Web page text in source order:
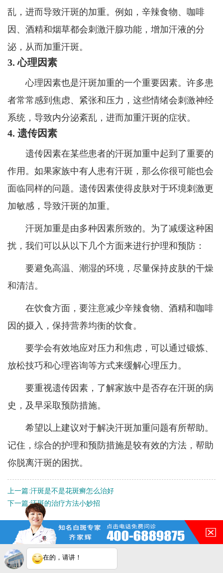
乱，进而导致汗斑的加重。例如，辛辣食物、咖啡
因、酒精和烟草都会刺激汗腺功能，增加汗液的分
泌，从而加重汗斑。
3. 心理因素
心理因素也是汗斑加重的一个重要因素。许多患
者常常感到焦虑、紧张和压力，这些情绪会刺激神经
系统，导致内分泌紊乱，进而加重汗斑的症状。
4. 遗传因素
遗传因素在某些患者的汗斑加重中起到了重要的
作用。如果家族中有人患有汗斑，那么你很可能也会
面临同样的问题。遗传因素使得皮肤对于环境刺激更
加敏感，导致汗斑的加重。
汗斑加重是由多种因素所致的。为了减缓这种困
扰，我们可以从以下几个方面来进行护理和预防：
要避免高温、潮湿的环境，尽量保持皮肤的干燥
和清洁。
在饮食方面，要注意减少辛辣食物、酒精和咖啡
因的摄入，保持营养均衡的饮食。
要学会有效地应对压力和焦虑，可以通过锻炼、
放松技巧和心理咨询等方式来缓解心理压力。
要重视遗传因素，了解家族中是否存在汗斑的病
史，及早采取预防措施。
希望以上建议对于解决汗斑加重问题有所帮助。
记住，综合的护理和预防措施是较有效的方法，帮助
你脱离汗斑的困扰。
上一篇:汗斑是不是花斑癣怎么治好
下一篇:汗斑的治疗方法小妙招
QQ：3188546587
在的，请讲！